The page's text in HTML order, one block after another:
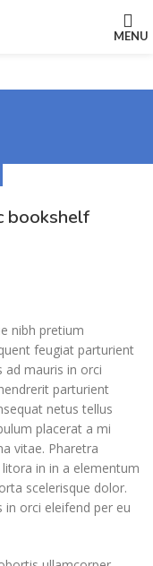
MENU
bookshelf
nibh pretium
feugiat parturient
mauris in orci
parturient
netus tellus
placerat a mi
vitae. Pharetra
in in a elementum
scelerisque dolor.
orci eleifend per eu